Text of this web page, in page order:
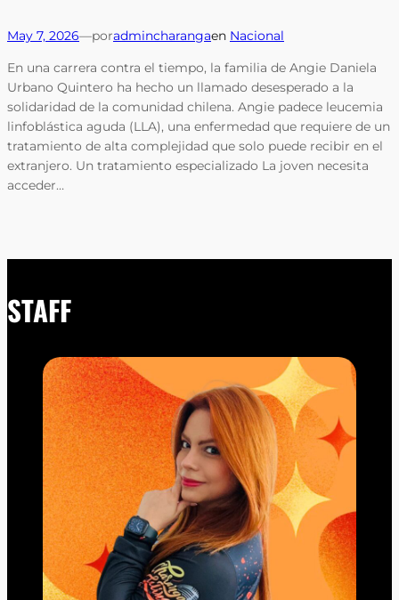
May 7, 2026—poradmincharangaen Nacional
En una carrera contra el tiempo, la familia de Angie Daniela
Urbano Quintero ha hecho un llamado desesperado a la
solidaridad de la comunidad chilena. Angie padece leucemia
linfoblástica aguda (LLA), una enfermedad que requiere de un
tratamiento de alta complejidad que solo puede recibir en el
extranjero. Un tratamiento especializado La joven necesita
acceder…
STAFF